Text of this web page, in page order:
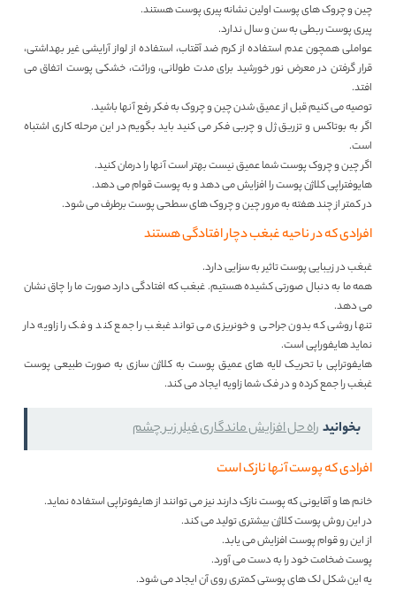
چین و چروک های پوست اولین نشانه پیری پوست هستند.
پیری پوست ربطی به سن و سال ندارد.
عواملی همچون عدم استفاده از کرم ضد آقتاب، استفاده از لواز آرایشی غیر بهداشتی،
قرار گرفتن در معرض نور خورشید برای مدت طولانی، وراثت، خشکی پوست اتفاق می
افتد.
توصیه می کنیم قبل از عمیق شدن چین و چروک به فکر رفع آنها باشید.
اگر به بوتاکس و تزریق ژل و چربی فکر می کنید باید بگویم در این مرحله کاری اشتباه
است.
اگر چین و چروک پوست شما عمیق نیست بهتر است آنها را درمان کنید.
هایوفتراپی کلاژن پوست را افزایش می دهد و به پوست قوام می دهد.
در کمتر از چند هفته به مرور چین و چروک های سطحی پوست برطرف می شود.
افرادی که در ناحیه غبغب دچار افتادگی هستند
غبغب در زیبایی پوست تاثیر به سزایی دارد.
همه ما به دنبال صورتی کشیده هستیم. غبغب که افتادگی دارد صورت ما را چاق نشان
می دهد.
تنها روشی که بدون جراحی و خونریزی می تواند غبغب را جمع کند و فک را زاویه دار
نماید هایفوراپی است.
هایفوتراپی با تحریک لایه های عمیق پوست به کلاژن سازی به صورت طبیعی پوست
غبغب را جمع کرده و در فک شما زاویه ایجاد می کند.
بخوانید راه حل افزایش ماندگاری فیلر زیر چشم
افرادی که پوست آنها نازک است
خانم ها و آقایونی که پوست نازک دارند نیز می توانند از هایفوتراپی استفاده نماید.
در این روش پوست کلاژن بیشتری تولید می کند.
از این رو قوام پوست افزایش می یابد.
پوست ضخامت خود را به دست می آورد.
یه این شکل لک های پوستی کمتری روی آن ایجاد می شود.